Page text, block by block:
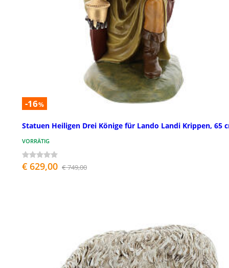
-16%
Statuen Heiligen Drei Könige für Lando Landi Krippen, 65
VORRÄTIG
€ 629,00 € 749,00